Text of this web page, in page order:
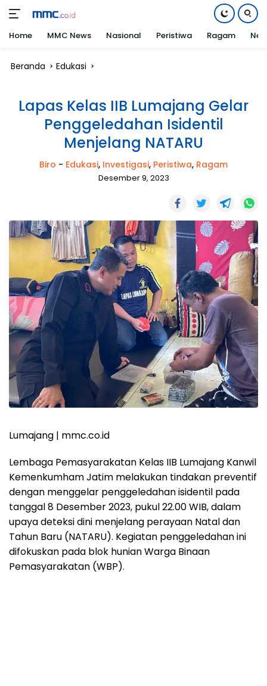
Home MMC News Nasional Peristiwa Ragam
Beranda Edukasi
Lapas Kelas IIB Lumajang Gelar
Penggeledahan Isidentil
Menjelang NATARU
Biro - Edukasi, Investigasi, Peristiwa, Ragam
Desember 9, 2023
Lumajang | mmc.co.id
Lembaga Pemasyarakatan Kelas IIB Lumajang Kanwil
Kemenkumham Jatim melakukan tindakan preventif
dengan menggelar penggeledahan isidentil pada
tanggal 8 Desember 2023, pukul 22.00 WIB, dalam
upaya deteksi dini menjelang perayaan Natal dan
Tahun Baru (NATARU). Kegiatan penggeledahan ini
difokuskan pada blok hunian Warga Binaan
Pemasyarakatan (WBP).